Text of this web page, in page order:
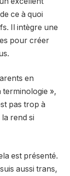
ce à quoi
Il intègre une
pour créer
en
terminologie »,
pas trop à
rend si
est présenté.
aussi trans,